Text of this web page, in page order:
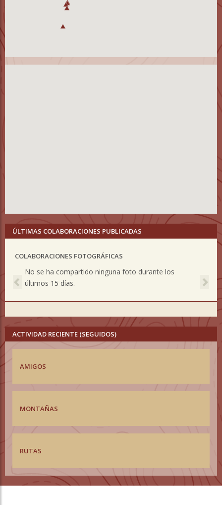
ÚLTIMAS COLABORACIONES PUBLICADAS
COLABORACIONES FOTOGRÁFICAS
No se ha compartido ninguna foto durante los
últimos 15 días.
Previous
ACTIVIDAD RECIENTE (SEGUIDOS)
AMIGOS
MONTAÑAS
RUTAS